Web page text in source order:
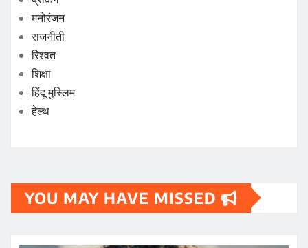
मनोरंजन
राजनीती
रिश्वत
शिक्षा
हिंदू मुस्लिम
हेल्थ
YOU MAY HAVE MISSED